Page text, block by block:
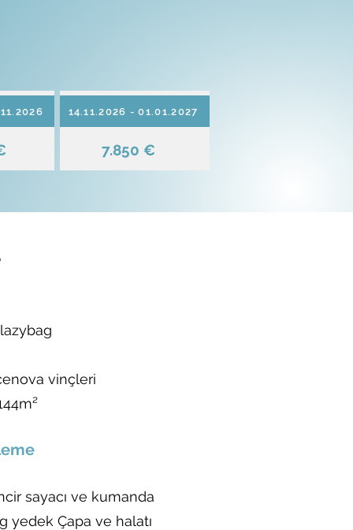
14.11.2026 - 01.01.2027
7.850 €
vinçleri
sayacı ve kumanda
yedek Çapa ve halatı